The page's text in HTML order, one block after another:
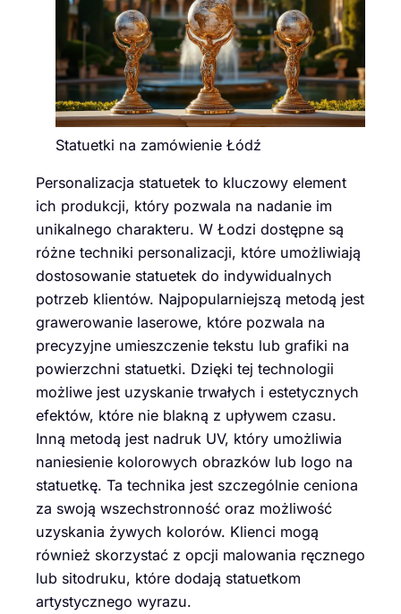
Statuetki na zamówienie Łódź
Personalizacja statuetek to kluczowy element
ich produkcji, który pozwala na nadanie im
unikalnego charakteru. W Łodzi dostępne są
różne techniki personalizacji, które umożliwiają
dostosowanie statuetek do indywidualnych
potrzeb klientów. Najpopularniejszą metodą jest
grawerowanie laserowe, które pozwala na
precyzyjne umieszczenie tekstu lub grafiki na
powierzchni statuetki. Dzięki tej technologii
możliwe jest uzyskanie trwałych i estetycznych
efektów, które nie blakną z upływem czasu.
Inną metodą jest nadruk UV, który umożliwia
naniesienie kolorowych obrazków lub logo na
statuetkę. Ta technika jest szczególnie ceniona
za swoją wszechstronność oraz możliwość
uzyskania żywych kolorów. Klienci mogą
również skorzystać z opcji malowania ręcznego
lub sitodruku, które dodają statuetkom
artystycznego wyrazu.